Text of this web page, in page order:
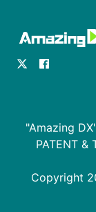
"Amazing
PATENT &
Copyright